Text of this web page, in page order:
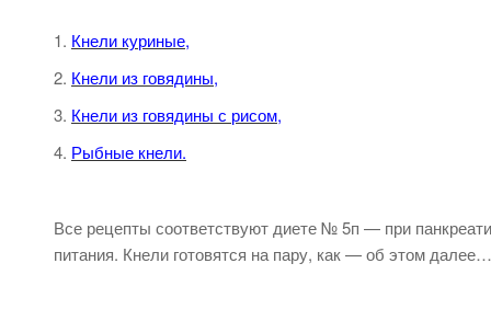
Кнели куриные,
Кнели из говядины,
Кнели из говядины с рисом,
Рыбные кнели.
Все рецепты соответствуют диете № 5п — при
питания. Кнели готовятся на пару, как — об этом далее…